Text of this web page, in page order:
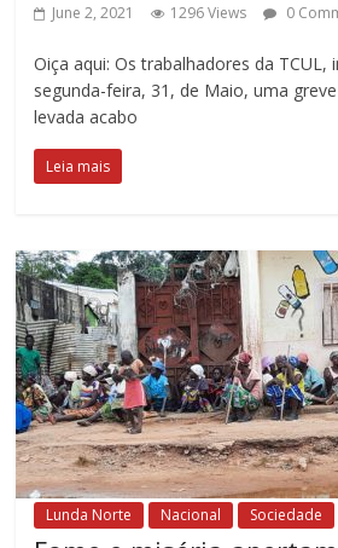
June 2, 2021 1296 Views 0
Oiça aqui: Os trabalhadores da TCUL,
segunda-feira, 31, de Maio, uma
levada acabo
Leia mais
Lunda Norte Nacional Sociedade